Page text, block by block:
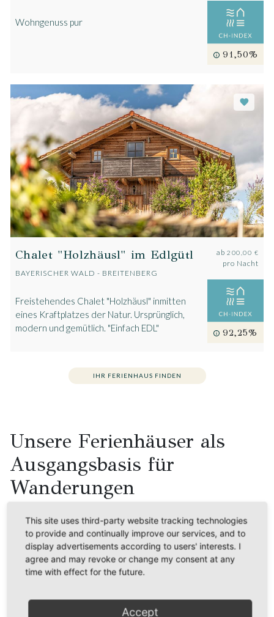
Wohngenuss pur
91,50%
Chalet "Holzhäusl" im Edlgütl
BAYERISCHER WALD - BREITENBERG
Freistehendes Chalet "Holzhäusl" inmitten
eines Kraftplatzes der Natur. Ursprünglich,
modern und gemütlich. "Einfach EDL"
ab 200,00 €
pro Nacht
92,25%
IHR FERIENHAUS FINDEN
Unsere Ferienhäuser als
Ausgangsbasis für
Wanderungen
Ein Urlaub in den Bergen hilft nicht nur dabei
Energie aufzutanken, die Seele baumeln zu lassen
oder die Schönheit der Natur auf sich wirken zu
lassen. Diese Art von Urlaub kann Ihnen
unvergessliche Momente und Erlebnisse
ausnutzen und erkunden. Was wäre ein Urlaub in
den Bergen ohne Wanderung? Wir haben für Sie
This site uses third-party website tracking technologies
to provide and continually improve our services, and to
display advertisements according to users' interests. I
agree and may revoke or change my consent at any
time with effect for the future.
Accept